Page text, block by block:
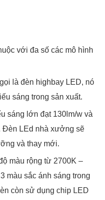
với đa số các mô hình
là đèn highbay LED, nó
sáng trong sản xuất.
sáng lớn đạt 130lm/w và
Đèn LEd nhà xưởng sẽ
và thay mới.
màu rộng từ 2700K –
màu sắc ánh sáng trong
còn sử dụng chip LED